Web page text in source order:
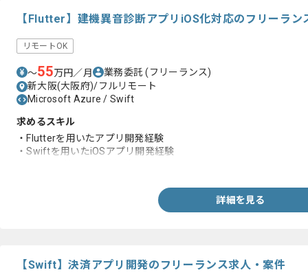
【Flutter】建機異音診断アプリiOS化対応のフリーラン
リモートOK
〜55万円／月 業務委託(フリーランス)
新大阪(大阪府)/フルリモート
Microsoft Azure / Swift
求めるスキル
・Flutterを用いたアプリ開発経験
・Swiftを用いたiOSアプリ開発経験
詳細を見る
【Swift】決済アプリ開発のフリーランス求人・案件